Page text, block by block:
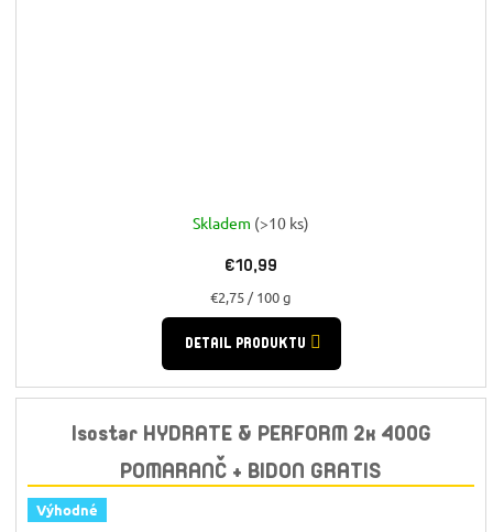
Skladem (>10 ks)
€10,99
Jednotková
cena:
€2,75 / 100 g
DETAIL PRODUKTU
Isostar HYDRATE & PERFORM 2x 400G
POMARANČ + BIDON GRATIS
Výhodné